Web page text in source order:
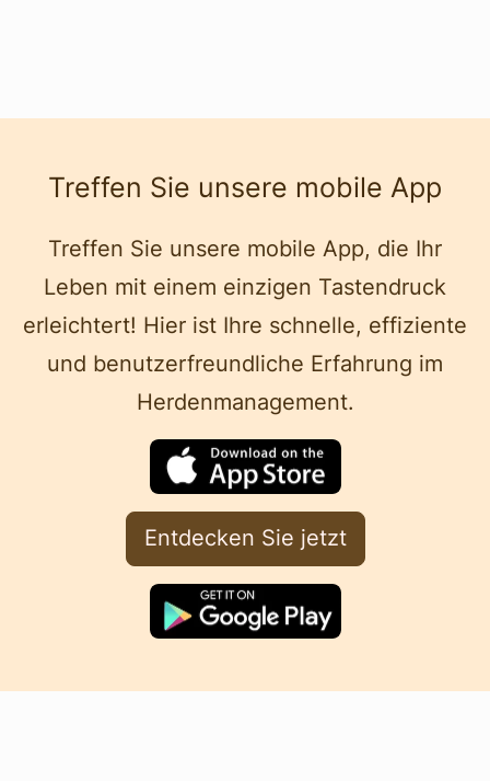
Treffen Sie unsere mobile App
Treffen Sie unsere mobile App, die Ihr
Leben mit einem einzigen Tastendruck
erleichtert! Hier ist Ihre schnelle, effiziente
und benutzerfreundliche Erfahrung im
Herdenmanagement.
Entdecken Sie jetzt